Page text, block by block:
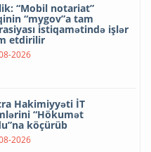
“Mobil notariat”
“mygov”a tam
istiqamətində işlər
etdirilir
2026
Hakimiyyəti İT
“Hökumət
köçürüb
2026